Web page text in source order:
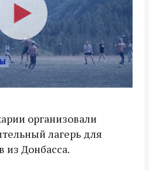
организовали
лагерь для
из Донбасса.